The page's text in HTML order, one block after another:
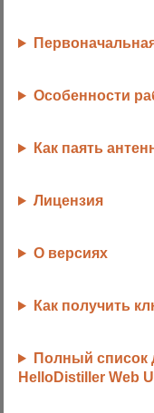
Особенности
Как паять
Лицензия
О версиях
Как получить
Полный список
HelloDistiller Web UI